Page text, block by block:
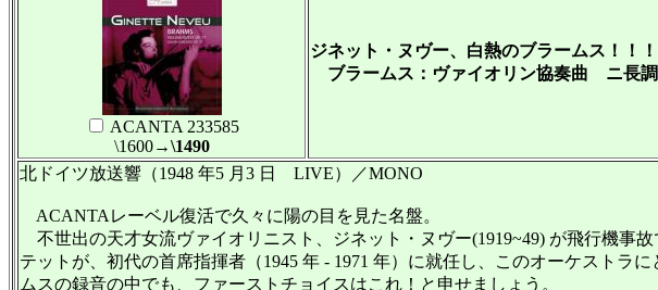
ACANTA 233585
\1600→\1490
ジネット・ヌヴー、白熱のブラームス！！！
ブラームス：ヴァイオリン協奏曲 ニ長
北ドイツ放送響（1948 年5 月3 日 LIVE）／MONO
ACANTAレーベル復活で久々に陽の目を見た名盤。
不世出の天才女流ヴァイオリニスト、ジネット・ヌヴー(1919~49) が飛行機事
テットが、初代の首席指揮者（1945 年 - 1971 年）に就任し、このオーケストラ
ムスの録音の中でも、ファーストチョイスはこれ！と申せましょう。